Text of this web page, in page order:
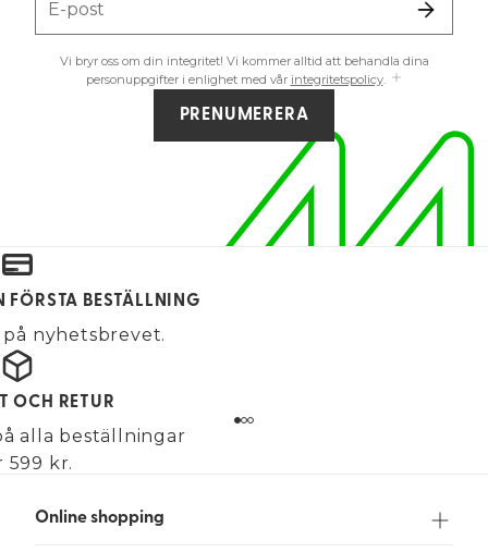
E-post
Vi bryr oss om din integritet! Vi kommer alltid att behandla dina
personuppgifter i enlighet med vår integritetspolicy.
PRENUMERERA
FÖRSTA BESTÄLLNING
nyhetsbrevet.
OCH RETUR
alla beställningar
599 kr.
Online shopping